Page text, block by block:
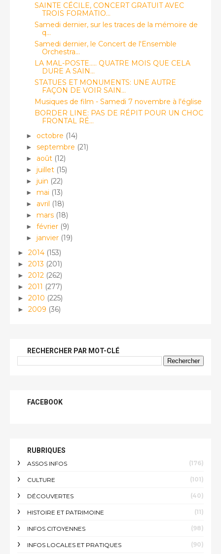
SAINTE CÉCILE, CONCERT GRATUIT AVEC
TROIS FORMATIO...
Samedi dernier, sur les traces de la mémoire de
q...
Samedi dernier, le Concert de l'Ensemble
Orchestra...
LA MAL-POSTE..... QUATRE MOIS QUE CELA
DURE A SAIN...
STATUES ET MONUMENTS: UNE AUTRE
FAÇON DE VOIR SAIN...
Musiques de film - Samedi 7 novembre à l'église
BORDER LINE: PAS DE RÉPIT POUR UN CHOC
FRONTAL RÉ...
► octobre (14)
► septembre (21)
► août (12)
► juillet (15)
► juin (22)
► mai (13)
► avril (18)
► mars (18)
► février (9)
► janvier (19)
► 2014 (153)
► 2013 (201)
► 2012 (262)
► 2011 (277)
► 2010 (225)
► 2009 (36)
RECHERCHER PAR MOT-CLÉ
FACEBOOK
RUBRIQUES
ASSOS INFOS (176)
CULTURE (101)
DÉCOUVERTES (40)
HISTOIRE ET PATRIMOINE (11)
INFOS CITOYENNES (98)
INFOS LOCALES ET PRATIQUES (90)